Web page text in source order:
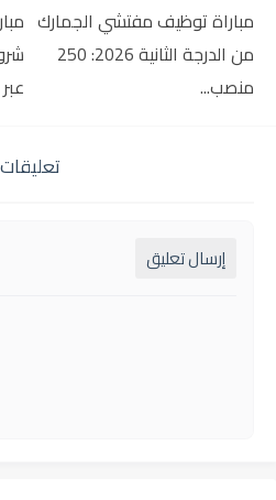
مباراة توظيف مفتشي الجمارك
من الدرجة الثانية 2026: 250
منصب...
تعليقات
إرسال تعليق